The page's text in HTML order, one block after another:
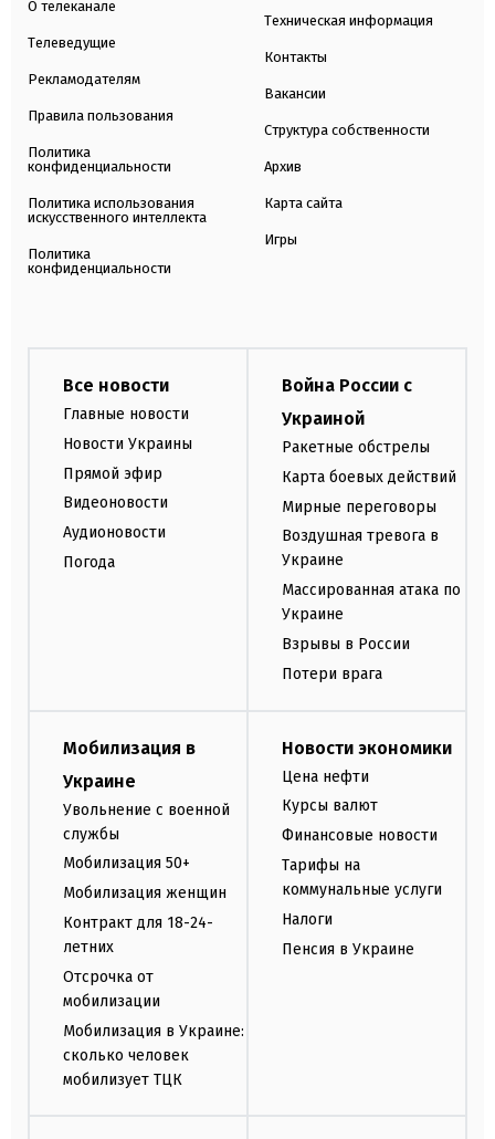
О телеканале
Телеведущие
Рекламодателям
Правила пользования
Политика
конфиденциальности
Политика использования
искусственного интеллекта
Политика
конфиденциальности
Техническая информация
Контакты
Вакансии
Структура собственности
Архив
Карта сайта
Игры
Все новости
Главные новости
Новости Украины
Прямой эфир
Видеоновости
Аудионовости
Погода
Война России с
Украиной
Ракетные обстрелы
Карта боевых действий
Мирные переговоры
Воздушная тревога в
Украине
Массированная атака по
Украине
Взрывы в России
Потери врага
Мобилизация в
Украине
Увольнение с военной
службы
Мобилизация 50+
Мобилизация женщин
Контракт для 18-24-
летних
Отсрочка от
мобилизации
Мобилизация в Украине:
сколько человек
мобилизует ТЦК
Новости экономики
Цена нефти
Курсы валют
Финансовые новости
Тарифы на
коммунальные услуги
Налоги
Пенсия в Украине